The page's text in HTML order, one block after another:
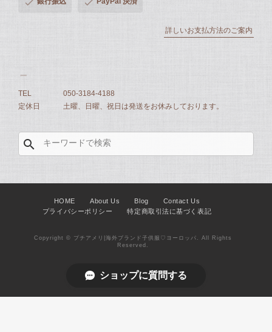
詳しいお支払方法のご案内
TEL
050-3184-4188
定休日
土曜、日曜、祝日は発送をお休みしております。
search
HOME About Us Blog
Contact Us
プライバシーポリシー
特定商取引法に基づく表記
Copyright © プチアメリ|海外ブランド子供服♡ヨーロッパ. All Rights
Reserved.
ショップに質問する